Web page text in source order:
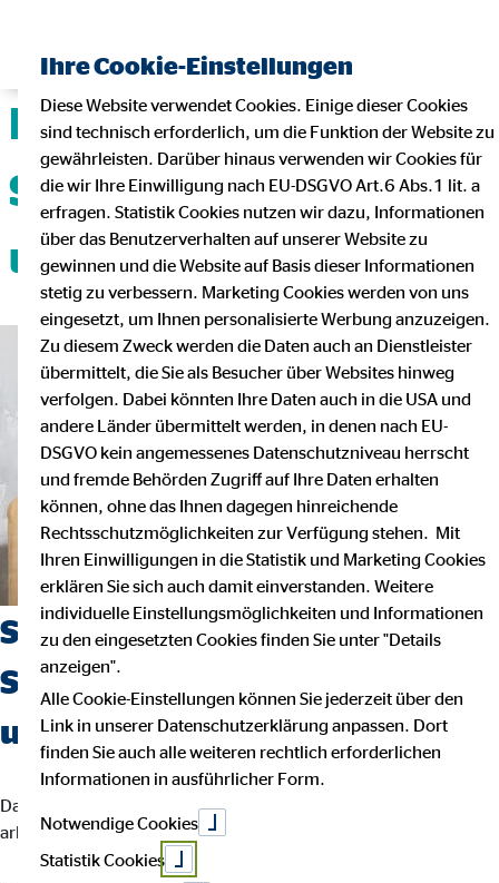
Deine Karriere mit
Sicherheit, Flexibilität
und Teamgeist!
Suchst du einen Job, der
Sicherheit, Selbstbestimmung
und Flexibilität vereint?
Dann bist du bei uns richtig. Wir glauben, dass man am besten
arbeitet, wenn man seinem eigenen Rhythmus folgt.
Ihre Cookie-Einstellungen
Diese Website verwendet Cookies. Einige dieser Cookies
sind technisch erforderlich, um die Funktion der Website zu
gewährleisten. Darüber hinaus verwenden wir Cookies für
die wir Ihre Einwilligung nach EU-DSGVO Art.6 Abs.1 lit. a
erfragen. Statistik Cookies nutzen wir dazu, Informationen
über das Benutzerverhalten auf unserer Website zu
gewinnen und die Website auf Basis dieser Informationen
stetig zu verbessern. Marketing Cookies werden von uns
eingesetzt, um Ihnen personalisierte Werbung anzuzeigen.
Zu diesem Zweck werden die Daten auch an Dienstleister
übermittelt, die Sie als Besucher über Websites hinweg
verfolgen. Dabei könnten Ihre Daten auch in die USA und
andere Länder übermittelt werden, in denen nach EU-
DSGVO kein angemessenes Datenschutzniveau herrscht
und fremde Behörden Zugriff auf Ihre Daten erhalten
können, ohne das Ihnen dagegen hinreichende
Rechtsschutzmöglichkeiten zur Verfügung stehen. Mit
Ihren Einwilligungen in die Statistik und Marketing Cookies
erklären Sie sich auch damit einverstanden. Weitere
individuelle Einstellungsmöglichkeiten und Informationen
zu den eingesetzten Cookies finden Sie unter "Details
anzeigen".
Alle Cookie-Einstellungen können Sie jederzeit über den
Link in unserer Datenschutzerklärung anpassen. Dort
finden Sie auch alle weiteren rechtlich erforderlichen
Informationen in ausführlicher Form.
Notwendige Cookies
Statistik Cookies